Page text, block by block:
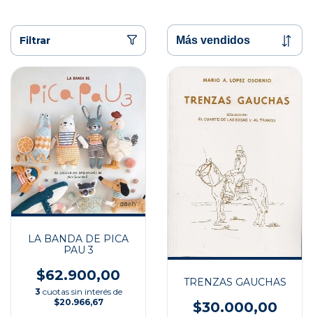
Filtrar
LA BANDA DE PICA
PAU 3
$62.900,00
3 cuotas sin interés de
$20.966,67
TRENZAS GAUCHAS
$30.000,00